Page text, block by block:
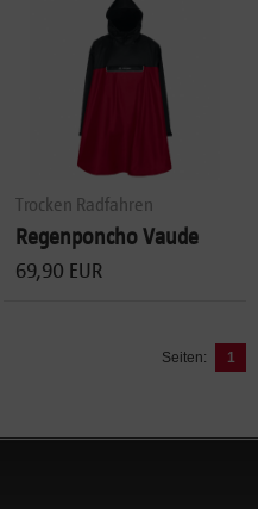
Trocken Radfahren
Regenponcho Vaude
69,90 EUR
Seiten: 1